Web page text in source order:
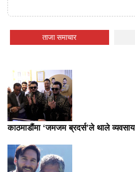
ताजा समाचार
काठमाडौंमा ‘जमजम ब्रदर्स’ले थाले व्यवसाय